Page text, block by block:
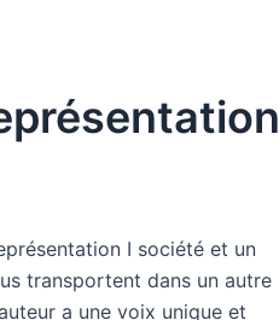
I société et un
transportent dans un autre
a une voix unique et